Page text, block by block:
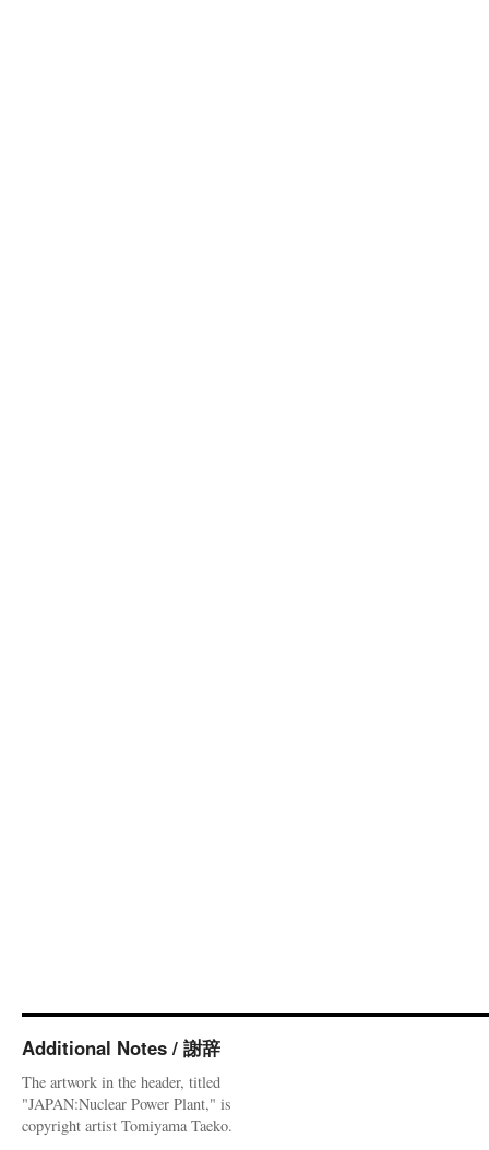
Additional Notes / 謝辞
The artwork in the header, titled
"JAPAN:Nuclear Power Plant," is
copyright artist Tomiyama Taeko.